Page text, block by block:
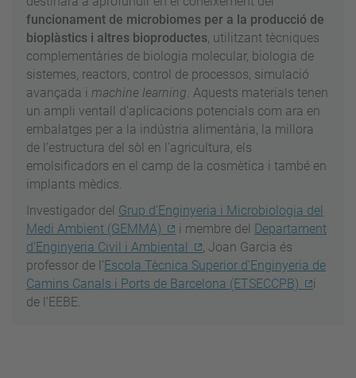
funcionament de microbiomes per a la producció de
bioplàstics i altres bioproductes, utilitzant tècniques
complementàries de biologia molecular, biologia de
sistemes, reactors, control de processos, simulació
avançada i machine learning. Aquests materials tenen
un ampli ventall d’aplicacions potencials com ara en
embalatges per a la indústria alimentària, la millora
de l’estructura del sòl en l’agricultura, els
emolsificadors en el camp de la cosmètica i també en
implants mèdics.
Investigador del Grup d’Enginyeria i Microbiologia del
Medi Ambient (GEMMA)
i membre del Departament
d’Enginyeria Civil i Ambiental
, Joan Garcia és
professor de l’Escola Tècnica Superior d’Enginyeria de
Camins Canals i Ports de Barcelona (ETSECCPB)
i
de l’EEBE.